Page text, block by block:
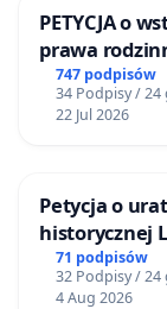
PETYCJA o
747 podpisów
34 Podpisy / 24
22 Jul 2026
Petycja o
historycznej
71 podpisów
32 Podpisy / 24
4 Aug 2026